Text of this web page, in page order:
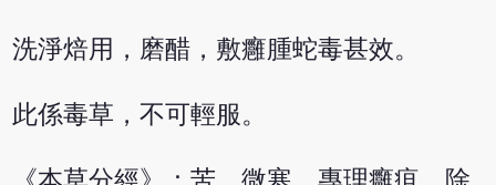
洗淨焙用，磨醋，敷癰腫蛇毒甚效。
此係毒草，不可輕服。